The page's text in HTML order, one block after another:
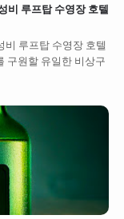
비 루프탑 수영장 호텔
비 루프탑 수영장 호텔
구원할 유일한 비상구